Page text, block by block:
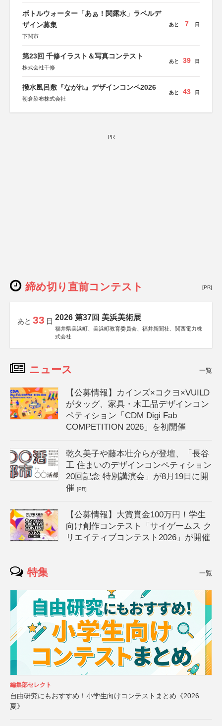
ボトルウォーター「あぁ！関露水」ラベルデ
ザイン募集
下関市
あと 7 日
第23回 千修イラスト＆写真コンテスト
株式会社千修
あと 39 日
撥水風呂敷『ながれ』デザインコンペ2026
朝倉染布株式会社
あと 43 日
PR
締め切り直前コンテスト [PR]
あと 33 日 2026 第37回 美浜美術展
福井県美浜町、美浜町教育委員会、福井新聞社、関西電力株
式会社
ニュース 一覧
【公募情報】カインズ×コクヨ×VUILD
がタッグ、家具・木工品デザインコン
ペティション「CDM Digi Fab
COMPETITION 2026」を初開催
乾久美子や藤本壮介らが登壇、「長谷
工 住まいのデザインコンペティション
20回記念 特別講演会」が8月19日に開
催[PR]
【公募情報】大賞賞金100万円！学生
向け創作コンテスト「サイゲームス ク
リエイティブコンテスト2026」が開催
特集 一覧
編集部セレクト
自由研究にもおすすめ！小学生向けコンテストまとめ《2026
夏》